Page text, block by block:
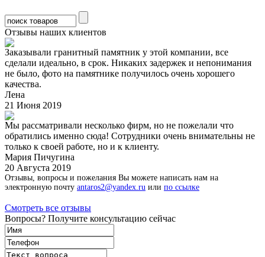
Отзывы наших клиентов
Заказывали гранитный памятник у этой компании, все
сделали идеально, в срок. Никаких задержек и непонимания
не было, фото на памятнике получилось очень хорошего
качества.
Лена
21 Июня 2019
Мы рассматривали несколько фирм, но не пожелали что
обратились именно сюда! Сотрудники очень внимательны не
только к своей работе, но и к клиенту.
Мария Пичугина
20 Августа 2019
Отзывы, вопросы и пожелания Вы можете написать нам на
электронную почту antaros2@yandex.ru или по ссылке
Смотреть все отзывы
Вопросы? Получите консультацию сейчас